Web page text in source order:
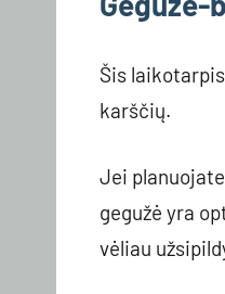
Šis
karščių.
Jei
gegužė yra
vėliau